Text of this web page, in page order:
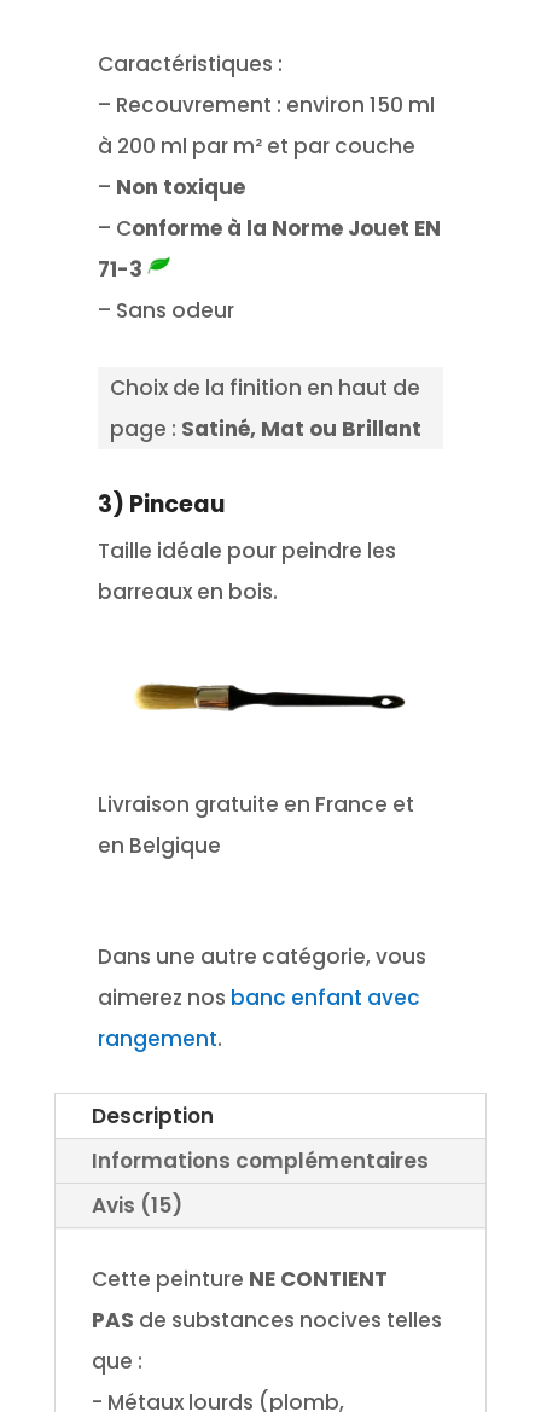
Caractéristiques :
– Recouvrement : environ 150 ml
à 200 ml par m² et par couche
– Non toxique
– Conforme à la Norme Jouet EN
71-3
– Sans odeur
Choix de la finition en haut de
page : Satiné, Mat ou Brillant
3) Pinceau
Taille idéale pour peindre les
barreaux en bois.
Livraison gratuite en France et
en Belgique
Dans une autre catégorie, vous
aimerez nos banc enfant avec
rangement.
Description
Informations complémentaires
Avis (15)
Cette peinture NE CONTIENT
PAS de substances nocives telles
que :
- Métaux lourds (plomb,